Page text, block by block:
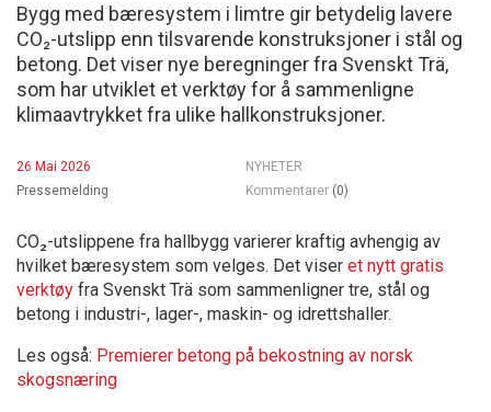
Bygg med bæresystem i limtre gir betydelig lavere
CO₂-utslipp enn tilsvarende konstruksjoner i stål og
betong. Det viser nye beregninger fra Svenskt Trä,
som har utviklet et verktøy for å sammenligne
klimaavtrykket fra ulike hallkonstruksjoner.
26 Mai 2026
NYHETER
Pressemelding
Kommentarer (0)
CO₂-utslippene fra hallbygg varierer kraftig avhengig av
hvilket bæresystem som velges. Det viser et nytt gratis
verktøy fra Svenskt Trä som sammenligner tre, stål og
betong i industri-, lager-, maskin- og idrettshaller.
Les også: Premierer betong på bekostning av norsk
skogsnæring